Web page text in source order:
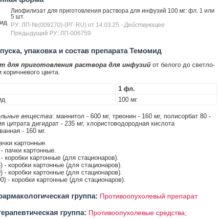
Лиофилизат для приготовления раствора для инфузий 100 мг: фл. 1 или
5 шт.
РУ: ЛП-№(009270)-(РГ-RU) от 14.03.25 - Действующее
Предыдущий РУ: ЛП-006759
упаковка и состав препарата Темомид
для приготовления раствора для инфузийот белого до светло-
коричневого цвета.
1 фл.
100 мг
вещества: маннитол - 600 мг, треонин - 160 мг, полисорбат 80 -
цитрата дигидрат - 235 мг, хлористоводородная кислота
- 160 мг.
картонные.
пачки картонные.
коробки картонные (для стационаров).
коробки картонные (для стационаров).
коробки картонные (для стационаров).
- коробки картонные (для стационаров).
группа: Противоопухолевый препарат
группа: Противоопухолевые средства;